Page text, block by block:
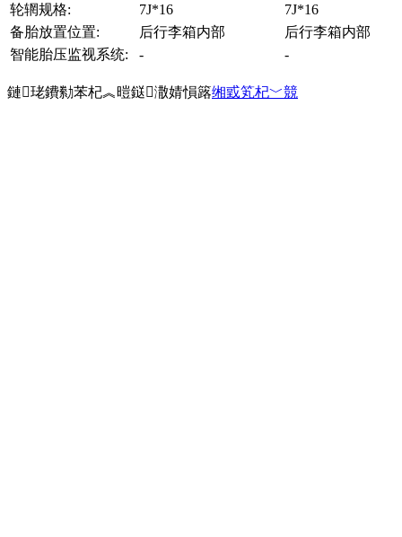
轮辋规格: 7J*16
7J*16
备胎放置位置:
后行李箱内部
后行李箱内部
智能胎压监视系统:
- -
鏈珯鐨勬苯杞︽暟鎹潵婧愪簬缃戜笂杞﹀競